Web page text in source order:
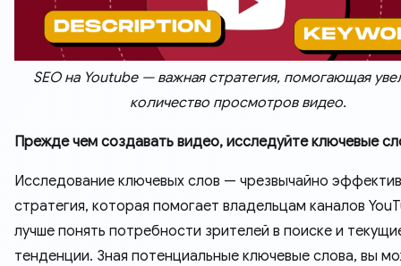
SEO на Youtube — важная стратегия, помогающая
количество просмотров видео.
Прежде чем создавать видео, исследуйте ключевые
Исследование ключевых слов — чрезвычайно
стратегия, которая помогает владельцам каналов
лучше понять потребности зрителей в поиске и
тенденции. Зная потенциальные ключевые слова, вы